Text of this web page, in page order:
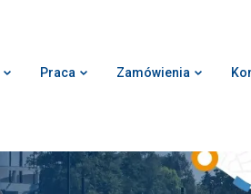
Praca Zamówienia